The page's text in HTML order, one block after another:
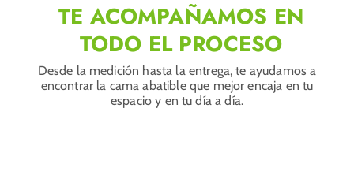
TE ACOMPAÑAMOS EN
TODO EL PROCESO
Desde la medición hasta la entrega, te ayudamos a
encontrar la cama abatible que mejor encaja en tu
espacio y en tu día a día.